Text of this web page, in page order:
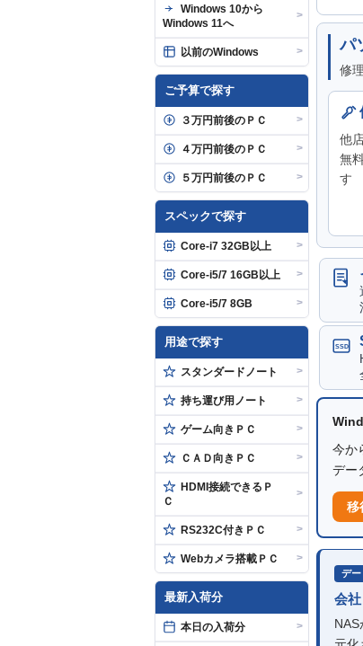
Windows 10から
Windows 11へ
>
以前のWindows >
ご予算で探す
３万円前後のＰＣ >
４万円前後のＰＣ >
５万円前後のＰＣ >
スペックで探す
Core-i7 32GB以上 >
Core-i5/7 16GB以上 >
Core-i5/7 8GB >
用途で探す
スタンダードノート >
持ち運び用ノート >
ゲーム向きＰＣ >
ＣＡＤ向きＰＣ >
HDMI接続できるＰ
Ｃ
>
RS232C付きＰＣ >
Webカメラ搭載ＰＣ >
最新入荷分
本日の入荷分 >
パ
修
他
無
す
SSD
今か
デー
移
デ
会